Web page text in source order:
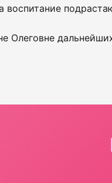
воспитание
Олеговне